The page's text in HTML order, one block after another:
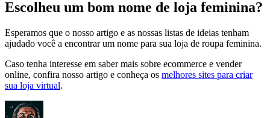
Escolheu um bom nome de loja feminina?
Esperamos que o nosso artigo e as nossas listas de ideias tenham
ajudado você a encontrar um nome para sua loja de roupa feminina.
Caso tenha interesse em saber mais sobre ecommerce e vender
online, confira nosso artigo e conheça os melhores sites para criar
sua loja virtual.